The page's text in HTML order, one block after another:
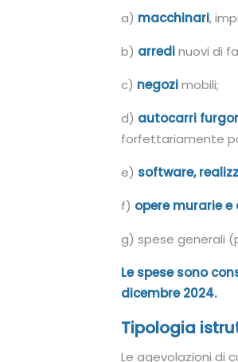
a) macchinari,
b) arredinuovi di
c) negozimobili;
d) autocarri
forfettariamente
e) software,
f) opere murarie
g) spese generali
Le spese sono
dicembre 2024.
Tipologia
Le agevolazioni di